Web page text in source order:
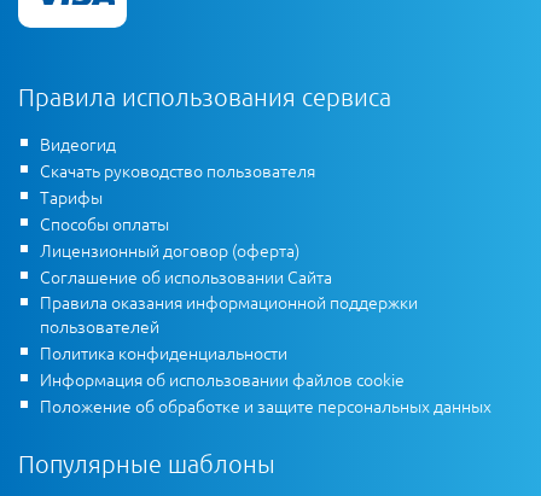
Правила использования сервиса
Видеогид
Скачать руководство пользователя
Тарифы
Способы оплаты
Лицензионный договор (оферта)
Соглашение об использовании Сайта
Правила оказания информационной поддержки
пользователей
Политика конфиденциальности
Информация об использовании файлов cookie
Положение об обработке и защите персональных данных
Популярные шаблоны